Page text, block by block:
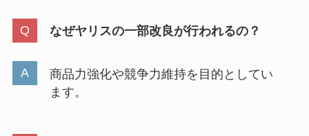
なぜヤリスの一部改良が行われるの？
商品力強化や競争力維持を目的としてい
ます。